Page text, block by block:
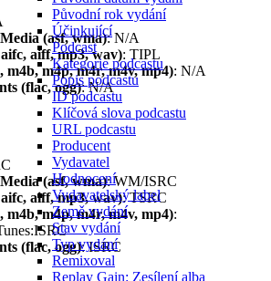
Původní rok vydání
Účinkující
Podcast
Kategorie podcastu
Popis podcastu
ID podcastu
Klíčová slova podcastu
URL podcastu
Producent
Vydavatel
Hodnocení
Vydavatelský label
Země vydání
Stav vydání
Typ vydání
Remixoval
Replay Gain: Zesílení alba
(asf, wma): N/A
aiff, mp3, wav): TIPL
m4b, m4p, m4r, m4v, mp4): N/A
(flac, ogg): N/A
(asf, wma): WM/ISRC
aiff, mp3, wav): TSRC
m4b, m4p, m4r, m4v, mp4):
(flac, ogg): ISRC